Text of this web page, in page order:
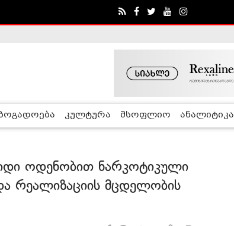
კომისია
კულტურა მსოფლიო ანალიტიკა
ოდენობით ნარკოტიკული
რეალიზაციის მცდელობის